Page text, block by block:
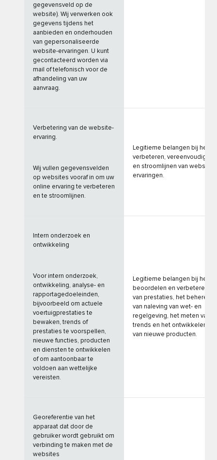
gegevensveld op de
website). Wij verwerken ook
gegevens tijdens het
aanbieden en onderhouden
van gepersonaliseerde
website-ervaringen. U kunt
gecontacteerd worden via
mail of telefonisch voor de
afhandeling van uw
aanvraag.
Verbetering van de website-
ervaring.
Wij vullen gegevensvelden
op websites vooraf in om uw
online ervaring te verbeteren
en te stroomlijnen.
Legitieme belangen bij het
verbeteren, vereenvoudigen
en stroomlijnen van website-
ervaringen.
Intern onderzoek en
ontwikkeling
Voor intern onderzoek,
ontwikkeling, analyse- en
rapportagedoeleinden,
bijvoorbeeld om actuele
voertuigprestaties te
bewaken, trends of
prestaties te voorspellen,
nieuwe functies, producten
en diensten te ontwikkelen
of om aantoonbaar te
voldoen aan wettelijke
vereisten.
Legitieme belangen bij het
beoordelen en verbeteren
van prestaties, het beheren
van naleving van wet- en
regelgeving, het meten van
trends en het ontwikkelen
van nieuwe producten.
Georeferentie van het
apparaat dat door de
gebruiker wordt gebruikt om
verbinding te maken met de
websites